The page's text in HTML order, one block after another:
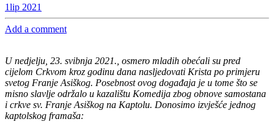
1lip 2021
Add a comment
U nedjelju, 23. svibnja 2021., osmero mladih obećali su pred
cijelom Crkvom kroz godinu dana nasljedovati Krista po primjeru
svetog Franje Asiškog. Posebnost ovog događaja je u tome što se
misno slavlje održalo u kazalištu Komedija zbog obnove samostana
i crkve sv. Franje Asiškog na Kaptolu. Donosimo izvješće jednog
kaptolskog framaša: